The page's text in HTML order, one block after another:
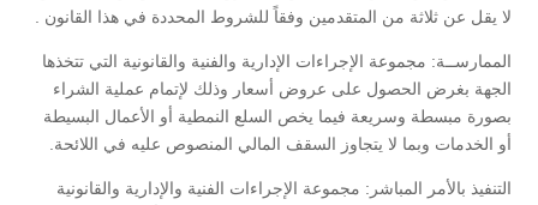
لا يقل عن ثلاثة من المتقدمين وفقاً للشروط المحددة في هذا القانون .
الممارســة: مجموعة الإجراءات الإدارية والفنية والقانونية التي تتخذها
الجهة بغرض الحصول على عروض أسعار وذلك لإتمام عملية الشراء
بصورة مبسطة وسريعة فيما يخص السلع النمطية أو الأعمال البسيطة
أو الخدمات وبما لا يتجاوز السقف المالي المنصوص عليه في اللائحة.
التنفيذ بالأمر المباشر: مجموعة الإجراءات الفنية والإدارية والقانونية